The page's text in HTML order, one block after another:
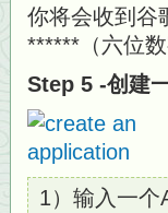
你将会收到谷
******（六位数
Step 5 -创建
1）输入一个